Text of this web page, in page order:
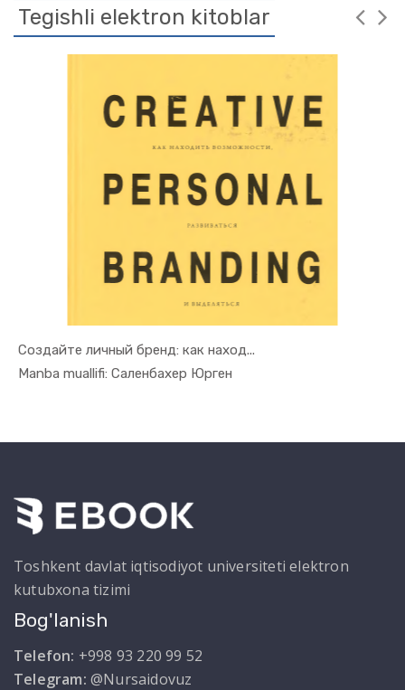
Tegishli elektron kitoblar
Создайте личный бренд: как наход...
Manba muallifi: Саленбахер Юрген
In Xizmat ...
Toshkent davlat iqtisodiyot universiteti elektron
kutubxona tizimi
Bog'lanish
Telefon: +998 93 220 99 52
Telegram: @Nursaidovuz